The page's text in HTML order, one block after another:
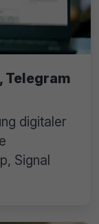
Telegram
digitaler
Signal